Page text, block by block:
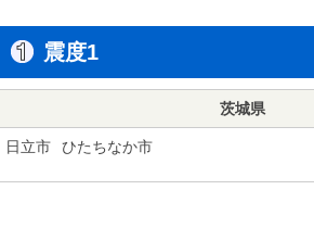
震度1
茨城県
日立市 ひたちなか市